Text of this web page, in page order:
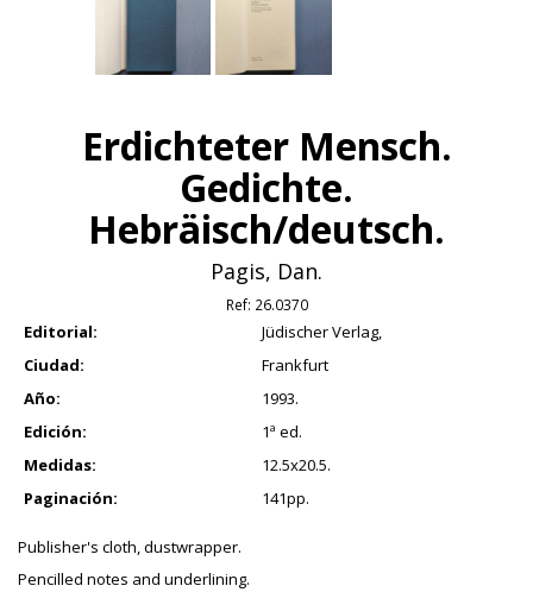
Erdichteter Mensch.
Gedichte.
Hebräisch/deutsch.
Pagis, Dan.
Ref: 26.0370
Editorial:
Jüdischer Verlag,
Ciudad:
Frankfurt
Año:
1993.
Edición:
1ª ed.
Medidas:
12.5x20.5.
Paginación:
141pp.
Publisher's cloth, dustwrapper.
Pencilled notes and underlining.